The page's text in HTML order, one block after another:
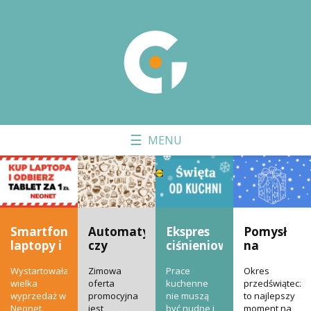
Smartfony,
laptopy i
wielka
wyprzedaż
w
Wystartowała
wielka
wyprzedaż w
Neonet.
Automatyczny
czy
– jaki
ekspres
wybrać?
Zimowa
oferta
promocyjna
jest
Ekspres
ciśnieniowy
małe
AGD w
Lidlu
Prace
kuchenne
nie muszą
być nudne i
Pomysł
na
sprzęt
Okres
to najlepszy
moment na